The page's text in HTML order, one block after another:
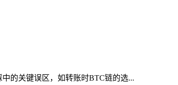
的关键误区，如转账时BTC链的选...